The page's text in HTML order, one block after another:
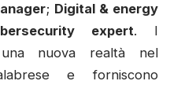
; Digital & energy
expert. I
una nuova realtà nel
e forniscono